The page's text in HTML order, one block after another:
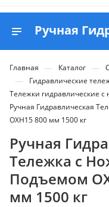
Главная — Каталог —
— Гидравлические
Тележки гидравлические
Ручная Гидравлическая
OXH15 800 мм 1500 кг
Ручная
Тележка с
Подъемом
мм 1500 кг